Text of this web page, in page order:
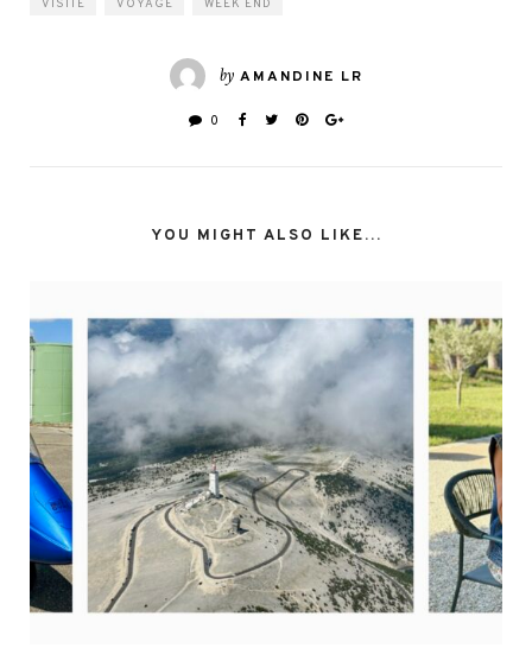
VISITE VOYAGE WEEK END
by AMANDINE LR
0
YOU MIGHT ALSO LIKE...